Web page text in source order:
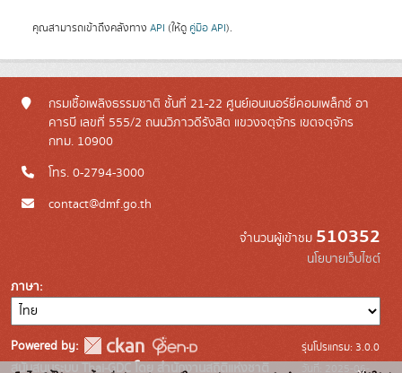
คุณสามารถเข้าถึงคลังทาง API (ให้ดู คู่มือ API).
กรมเชื้อเพลิงธรรมชาติ ชั้นที่ 21-22 ศูนย์เอนเนอร์ยี่คอมเพล็กซ์ อา
คารบี เลขที่ 555/2 ถนนวิภาวดีรังสิต แขวงจตุจักร เขตจตุจักร
กทม. 10900
โทร. 0-2794-3000
contact@dmf.go.th
จำนวนผู้เข้าชม 510352
นโยบายเว็บไซต์
ภาษา
Powered by:
สนับสนุนระบบ Thai-GDC โดย สำนักงานสถิติแห่งชาติ
รุ่นโปรแกรม: 3.0.0
วันที่: 2025-06-